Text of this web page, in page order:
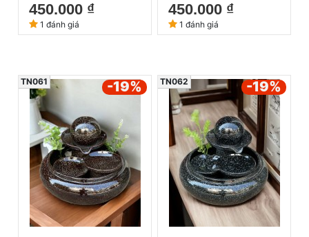
450.000 ₫
1 đánh giá
450.000 ₫
1 đánh giá
TN061 -19% TN062 -19%